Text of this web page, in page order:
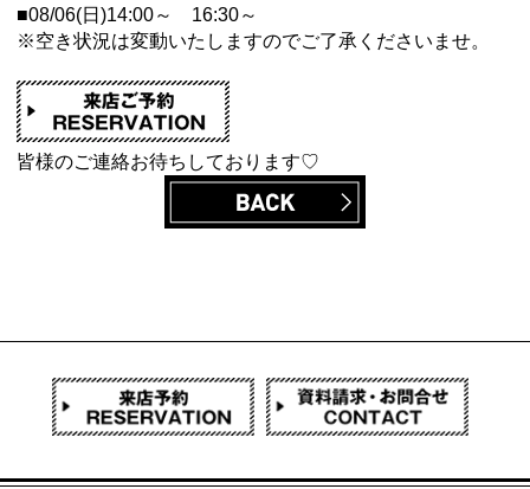
■08/06(日)14:00～ 16:30～
※空き状況は変動いたしますのでご了承くださいませ。
皆様のご連絡お待ちしております♡